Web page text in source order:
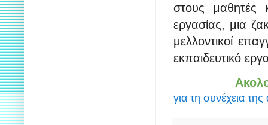
στους μαθητές
εργασίας, μια
μελλοντικοί
εκπαιδευτικό
για τη συνέχεια